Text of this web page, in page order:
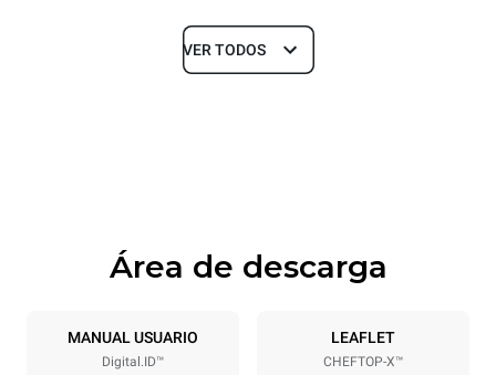
Tamaños
Especificaciones de la bandeja
6 GN 2/1
Distancia entre bandejas
VER TODOS
Área de descarga
MANUAL USUARIO
Digital.ID™
LEAFLET
CHEFTOP-X™